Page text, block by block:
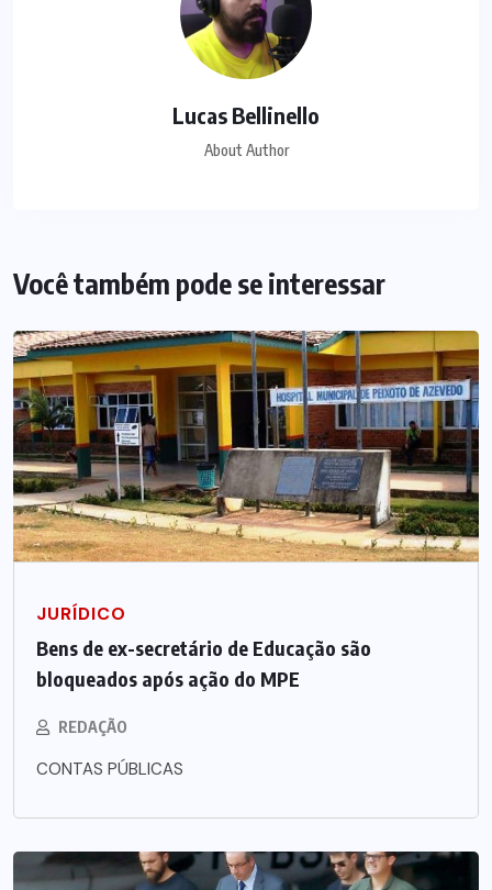
Lucas Bellinello
About Author
Você também pode se interessar
JURÍDICO
Bens de ex-secretário de Educação são
bloqueados após ação do MPE
REDAÇÃO
CONTAS PÚBLICAS